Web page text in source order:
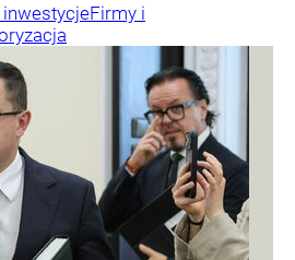
inwestycjeFirmy i